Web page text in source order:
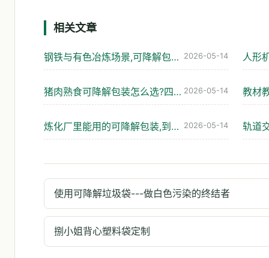
相关文章
钢铁与有色冶炼场景,可降解包装真的扛得住吗 2026-05-14
猪肉熟食可降解包装怎么选?四种工况避坑指南 2026-05-14
炼化厂里能用的可降解包装,到底怎么选才不踩坑 2026-05-14
使用可降解垃圾袋---做白色污染的终结者
捌小姐背心塑料袋定制